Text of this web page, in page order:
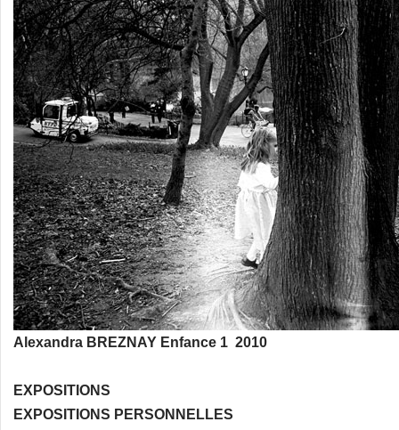
Alexandra BREZNAY Enfance 1 2010
EXPOSITIONS
EXPOSITIONS PERSONNELLES